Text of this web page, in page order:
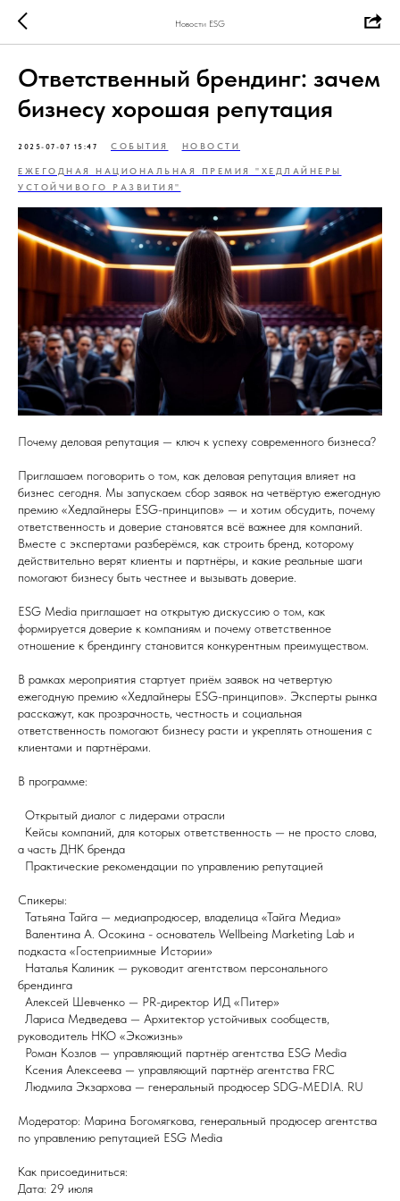
Новости ESG
Ответственный брендинг: зачем
бизнесу хорошая репутация
2025-07-07 15:47 СОБЫТИЯ НОВОСТИ
ЕЖЕГОДНАЯ НАЦИОНАЛЬНАЯ ПРЕМИЯ "ХЕДЛАЙНЕРЫ
УСТОЙЧИВОГО РАЗВИТИЯ"
Почему деловая репутация — ключ к успеху современного бизнеса?
Приглашаем поговорить о том, как деловая репутация влияет на
бизнес сегодня. Мы запускаем сбор заявок на четвёртую ежегодную
премию «Хедлайнеры ESG-принципов» — и хотим обсудить, почему
ответственность и доверие становятся всё важнее для компаний.
Вместе с экспертами разберёмся, как строить бренд, которому
действительно верят клиенты и партнёры, и какие реальные шаги
помогают бизнесу быть честнее и вызывать доверие.
ESG Media приглашает на открытую дискуссию о том, как
формируется доверие к компаниям и почему ответственное
отношение к брендингу становится конкурентным преимуществом.
В рамках мероприятия стартует приём заявок на четвертую
ежегодную премию «Хедлайнеры ESG-принципов». Эксперты рынка
расскажут, как прозрачность, честность и социальная
ответственность помогают бизнесу расти и укреплять отношения с
клиентами и партнёрами.
В программе:
Открытый диалог с лидерами отрасли
Кейсы компаний, для которых ответственность — не просто слова,
а часть ДНК бренда
Практические рекомендации по управлению репутацией
Спикеры:
Татьяна Тайга — медиапродюсер, владелица «Тайга Медиа»
Валентина А. Осокина - основатель Wellbeing Marketing Lab и
подкаста «Гостеприимные Истории»
Наталья Калиник — руководит агентством персонального
брендинга
Алексей Шевченко — PR-директор ИД «Питер»
Лариса Медведева — Архитектор устойчивых сообществ,
руководитель НКО «Экожизнь»
Роман Козлов — управляющий партнёр агентства ESG Media
Ксения Алексеева — управляющий партнёр агентства FRC
Людмила Экзархова — генеральный продюсер SDG-MEDIA. RU
Модератор: Марина Богомягкова, генеральный продюсер агентства
по управлению репутацией ESG Media
Как присоединиться:
Дата: 29 июля